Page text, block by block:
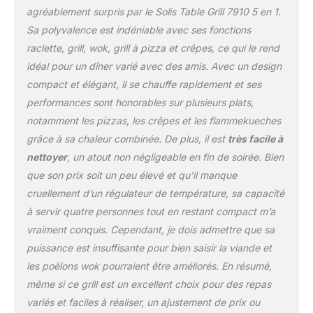
commutable Nettoyage
facile : nettoyage facile
grâce au revêtement
antiadhésif sur les poêles
et la plaque de cuisson,
plaque de cuisson
amovible Contenu de la
livraison : grill de table 5
en 1 Solis pour 4 7910
Raclette Grill, avec 4
poêlons à raclette, 4 mini
wok, 4 spatules, 1
emporte-pièce à pizza,
câble de raccordement,
matériau : acier
inoxydable, puissance :
1020 W, dimensions : 33
x 27 x 16 cm, surface de
cuisson : 24 x 30 cm,
poids : 4,7 kg
agréablement surpris par le Solis Table Grill 7910 5 en 1.
Sa polyvalence est indéniable avec ses fonctions
raclette, grill, wok, grill à pizza et crêpes, ce qui le rend
idéal pour un dîner varié avec des amis. Avec un design
compact et élégant, il se chauffe rapidement et ses
performances sont honorables sur plusieurs plats,
notamment les pizzas, les crêpes et les flammekueches
grâce à sa chaleur combinée. De plus, il est très facile à
nettoyer, un atout non négligeable en fin de soirée. Bien
que son prix soit un peu élevé et qu’il manque
cruellement d’un régulateur de température, sa capacité
à servir quatre personnes tout en restant compact m’a
vraiment conquis. Cependant, je dois admettre que sa
puissance est insuffisante pour bien saisir la viande et
les poêlons wok pourraient être améliorés. En résumé,
même si ce grill est un excellent choix pour des repas
variés et faciles à réaliser, un ajustement de prix ou